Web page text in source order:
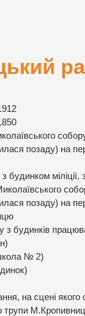
позаду) на
будинком міліції,
позаду) на
з будинків
№ 2)
на сцені якого
трупи